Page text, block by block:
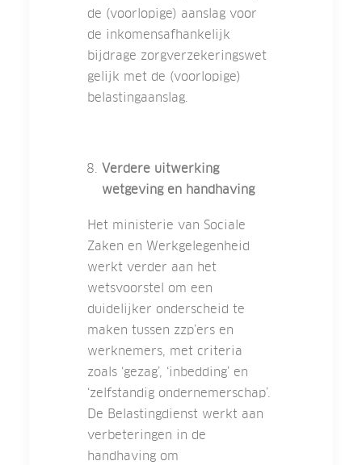
de (voorlopige) aanslag voor
de inkomensafhankelijk
bijdrage zorgverzekeringswet
gelijk met de (voorlopige)
belastingaanslag.
Verdere uitwerking
wetgeving en handhaving
Het ministerie van Sociale
Zaken en Werkgelegenheid
werkt verder aan het
wetsvoorstel om een
duidelijker onderscheid te
maken tussen zzp’ers en
werknemers, met criteria
zoals ‘gezag’, ‘inbedding’ en
‘zelfstandig ondernemerschap’.
De Belastingdienst werkt aan
verbeteringen in de
handhaving om